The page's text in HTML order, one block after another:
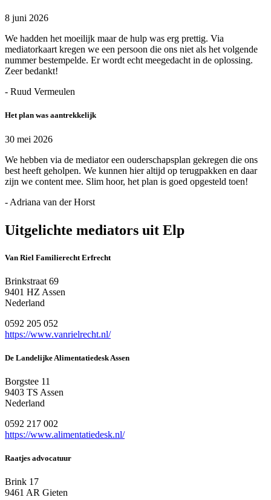
8 juni 2026
We hadden het moeilijk maar de hulp was erg prettig. Via
mediatorkaart kregen we een persoon die ons niet als het volgende
nummer bestempelde. Er wordt echt meegedacht in de oplossing.
Zeer bedankt!
- Ruud Vermeulen
Het plan was aantrekkelijk
30 mei 2026
We hebben via de mediator een ouderschapsplan gekregen die ons
best heeft geholpen. We kunnen hier altijd op terugpakken en daar
zijn we content mee. Slim hoor, het plan is goed opgesteld toen!
- Adriana van der Horst
Uitgelichte mediators uit Elp
Van Riel Familierecht Erfrecht
Brinkstraat 69
9401 HZ Assen
Nederland
0592 205 052
https://www.vanrielrecht.nl/
De Landelijke Alimentatiedesk Assen
Borgstee 11
9403 TS Assen
Nederland
0592 217 002
https://www.alimentatiedesk.nl/
Raatjes advocatuur
Brink 17
9461 AR Gieten